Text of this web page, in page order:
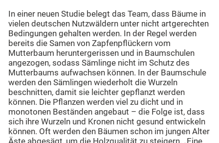
In einer neuen Studie belegt das Team, dass Bäume in
vielen deutschen Nutzwäldern unter nicht artgerechten
Bedingungen gehalten werden. In der Regel werden
bereits die Samen von Zapfenpflückern vom
Mutterbaum heruntergerissen und in Baumschulen
angezogen, sodass Sämlinge nicht im Schutz des
Mutterbaums aufwachsen können. In der Baumschule
werden den Sämlingen wiederholt die Wurzeln
beschnitten, damit sie leichter gepflanzt werden
können. Die Pflanzen werden viel zu dicht und in
monotonen Beständen angebaut – die Folge ist, dass
sich ihre Wurzeln und Kronen nicht gesund entwickeln
können. Oft werden den Bäumen schon im jungen Alter